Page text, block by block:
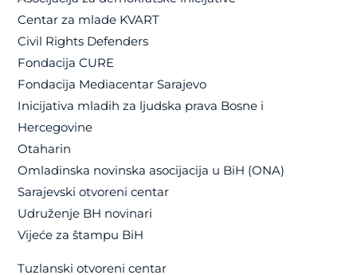
Centar za mlade KVART
Civil Rights Defenders
Fondacija CURE
Fondacija Mediacentar Sarajevo
Inicijativa mladih za ljudska prava Bosne i
Hercegovine
Otaharin
Omladinska novinska asocijacija u BiH (ONA)
Sarajevski otvoreni centar
Udruženje BH novinari
Vijeće za štampu BiH
Tuzlanski otvoreni centar